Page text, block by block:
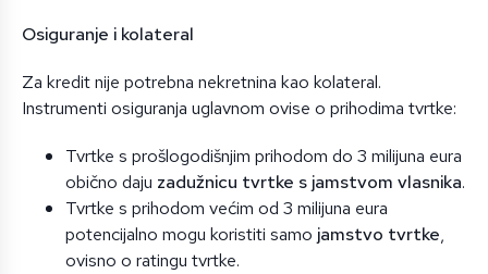
Osiguranje i kolateral
Za kredit nije potrebna nekretnina kao kolateral.
Instrumenti osiguranja uglavnom ovise o prihodima tvrtke:
Tvrtke s prošlogodišnjim prihodom do 3 milijuna eura
obično daju zadužnicu tvrtke s jamstvom vlasnika.
Tvrtke s prihodom većim od 3 milijuna eura
potencijalno mogu koristiti samo jamstvo tvrtke,
ovisno o ratingu tvrtke.